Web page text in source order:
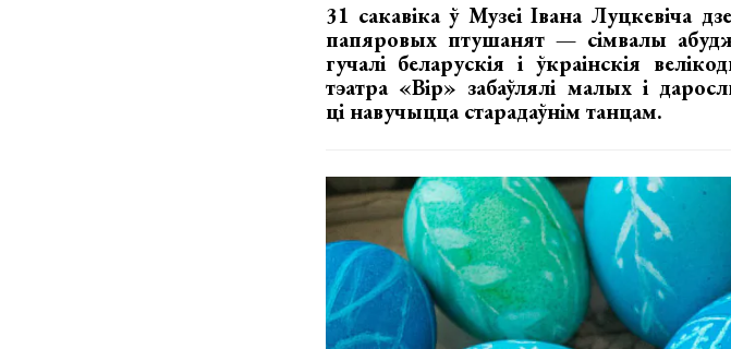
31 сакавіка ў Музеі Івана Луцкевіча
папяровых птушанят — сімвалы
гучалі беларускія і ўкраінскія
тэатра «Вір» забаўлялі малых і
ці навучыцца старадаўнім танцам.